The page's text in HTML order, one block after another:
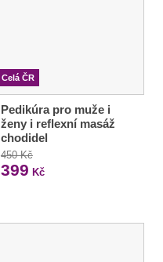
Celá ČR
Pedikúra pro muže i
ženy i reflexní masáž
chodidel
450 Kč
399 Kč